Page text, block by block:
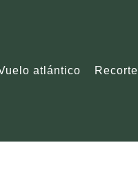
atlántico